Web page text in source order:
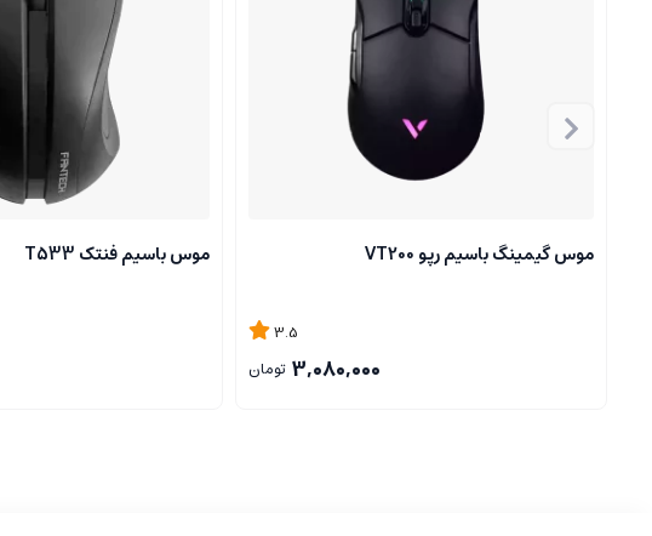
موس گیمینگ باسیم رپو VT200
3.5
3,080,000 تومان
موس باسیم فنتک T533